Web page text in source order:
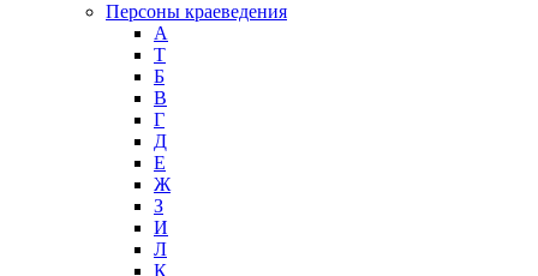
Персоны краеведения
А
T
Б
В
Г
Д
Е
Ж
З
И
Л
К